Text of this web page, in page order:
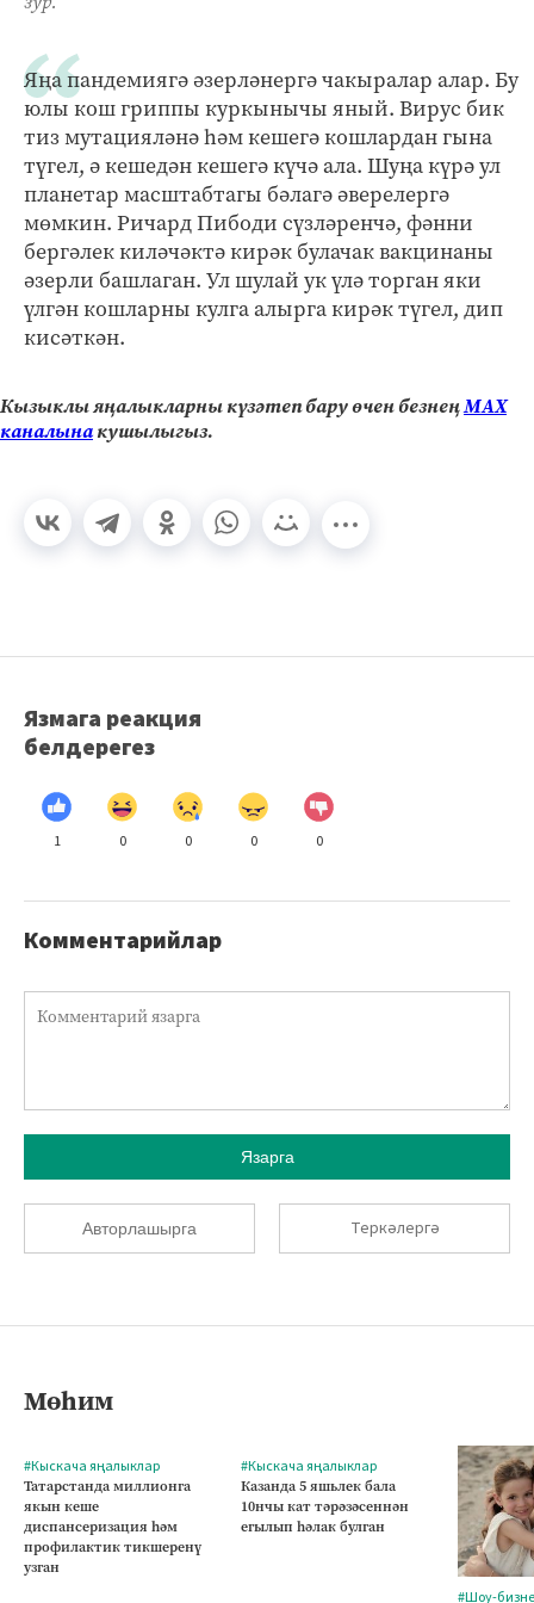
Яңа пандемиягә әзерләнергә чакыралар алар. Бу
юлы кош гриппы куркынычы яный. Вирус бик
тиз мутацияләнә һәм кешегә кошлардан гына
түгел, ә кешедән кешегә күчә ала. Шуңа күрә ул
планетар масштабтагы бәлагә әверелергә
мөмкин. Ричард Пибоди сүзләренчә, фәнни
бергәлек киләчәктә кирәк булачак вакцинаны
әзерли башлаган. Ул шулай ук үлә торган яки
үлгән кошларны кулга алырга кирәк түгел, дип
кисәткән.
Кызыклы яңалыкларны күзәтеп бару өчен безнеңМАХ
каналынакушылыгыз.
Язмага реакция
белдерегез
1 0 0 0 0
Комментарийлар
Язарга
Авторлашырга Теркәлергә
Мөһим
#Кыскача яңалыклар
Татарстанда миллионга
якын кеше
диспансеризация һәм
профилактик тикшеренү
узган
#Кыскача яңалыклар
Казанда 5 яшьлек бала
10нчы кат тәрәзәсеннән
егылып һәлак булган
#Шоу-